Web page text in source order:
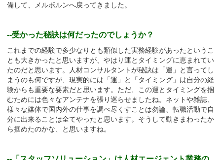
備して、メルボルンへ戻ってきました。
--受かった秘訣は何だったのでしょうか？
これまでの経験で多少なりとも類似した実務経験があったというこ
とも大きかったと思いますが、やはり運とタイミングに恵まれてい
たのだと思います。人材コンサルタントが秘訣は「運」と言ってし
まうのも何ですが、現実的には「運」と「タイミング」は自分の経
験からも重要な要素だと思います。ただ、この運とタイミングを掴
むためには色々なアンテナを張り巡らせましたね。ネットや雑誌、
様々な媒体で国内外の仕事を調べ尽くすことは勿論、転職活動で自
分に出来ることは全てやったと思います。そうして動きまわったか
ら掴めたのかな、と思いますね。